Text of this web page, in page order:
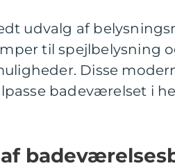
udvalg af
til spejlbelysning
Disse
badeværelset i